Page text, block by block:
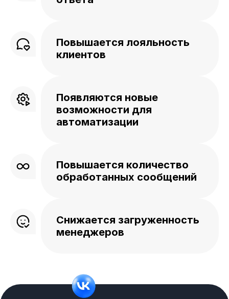
Повышается лояльность
клиентов
Появляются новые
возможности для
автоматизации
Повышается количество
обработанных сообщений
Снижается загруженность
менеджеров